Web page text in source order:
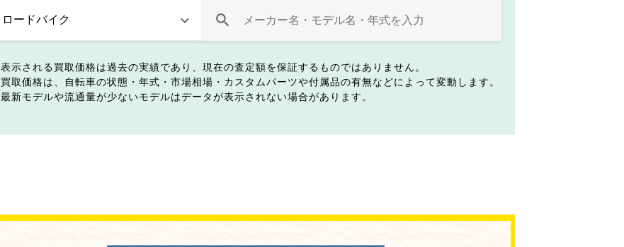
表示される買取価格は過去の実績であり、現在の査定額を保証するものではありません。
買取価格は、自転車の状態・年式・市場相場・カスタムパーツや付属品の有無などによって変動します。
最新モデルや流通量が少ないモデルはデータが表示されない場合があります。